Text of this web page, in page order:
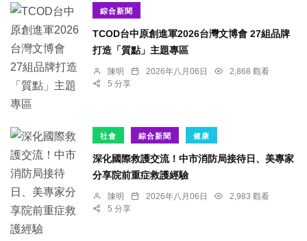
綜合新聞
TCOD台中原創進軍2026台灣文博會 27組品牌
打造「質點」主題專區
陳明 2026年八月06日
2,868 觀看
5 分享
社會 綜合新聞 健康
深化國際救護交流！中市消防局接待日、美專家
分享院前重症救護經驗
陳明 2026年八月06日
2,983 觀看
5 分享